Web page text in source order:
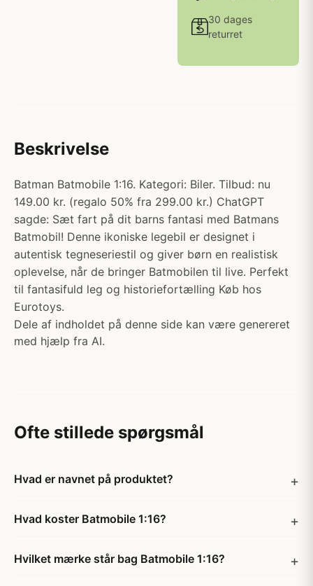
30 dages
returret
Beskrivelse
Batman Batmobile 1:16. Kategori: Biler. Tilbud: nu
149.00 kr. (regalo 50% fra 299.00 kr.) ChatGPT
sagde: Sæt fart på dit barns fantasi med Batmans
Batmobil! Denne ikoniske legebil er designet i
autentisk tegneseriestil og giver børn en realistisk
oplevelse, når de bringer Batmobilen til live. Perfekt
til fantasifuld leg og historiefortælling Køb hos
Eurotoys.
Dele af indholdet på denne side kan være genereret
med hjælp fra AI.
Ofte stillede spørgsmål
Hvad er navnet på produktet?
Hvad koster Batmobile 1:16?
Hvilket mærke står bag Batmobile 1:16?